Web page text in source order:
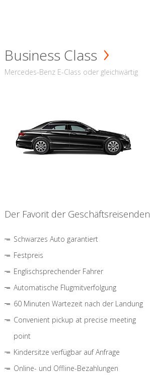
Business Class
Mercedes-Benz E-Class oder gleichwärtig
Der Favorit der Geschäftsreisenden
Schwarzes Auto garantiert
Festpreis
Englischsprechender Fahrer
Automatische Flugmitverfolgung
60 Minuten Wartezeit nach der Landung
Convenient pickup at precise meeting
point
Kindersitze verfügbar auf Anfrage
Online- und Offline-Bezahlungen